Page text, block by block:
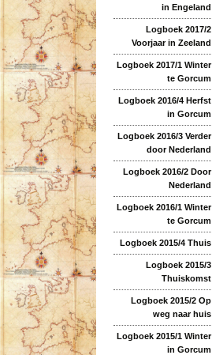
in Engeland
Logboek 2017/2
Voorjaar in Zeeland
Logboek 2017/1 Winter
te Gorcum
Logboek 2016/4 Herfst
in Gorcum
Logboek 2016/3 Verder
door Nederland
Logboek 2016/2 Door
Nederland
Logboek 2016/1 Winter
te Gorcum
Logboek 2015/4 Thuis
Logboek 2015/3
Thuiskomst
Logboek 2015/2 Op
weg naar huis
Logboek 2015/1 Winter
in Gorcum